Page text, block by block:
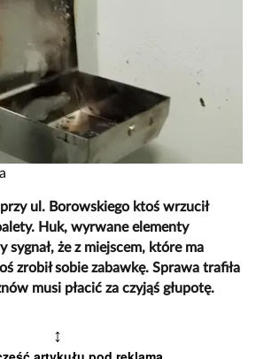
ul. Borowskiego ktoś wrzucił
Huk, wyrwane elementy
sygnał, że z miejscem, które ma
zrobił sobie zabawkę. Sprawa trafiła
musi płacić za czyjąś głupotę.
↕